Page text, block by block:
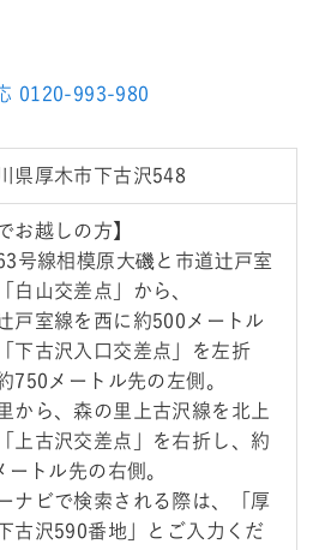
県厚木市下古沢548
お越しの方】
号線相模原大磯と市道辻戸室
白山交差点」から、
戸室線を西に約500メートル
下古沢入口交差点」を左折
750メートル先の左側。
から、森の里上古沢線を北上
上古沢交差点」を右折し、約
ートル先の右側。
ナビで検索される際は、「厚
古沢590番地」とご入力くだ